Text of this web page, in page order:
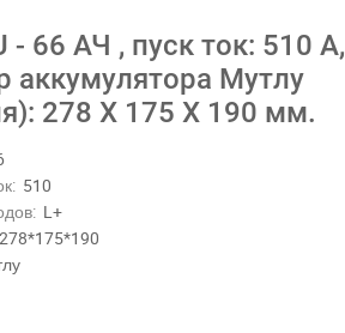
- 66 АЧ , пуск ток: 510 А,
аккумулятора Мутлу
278 Х 175 Х 190 мм.
510
L+
278*175*190